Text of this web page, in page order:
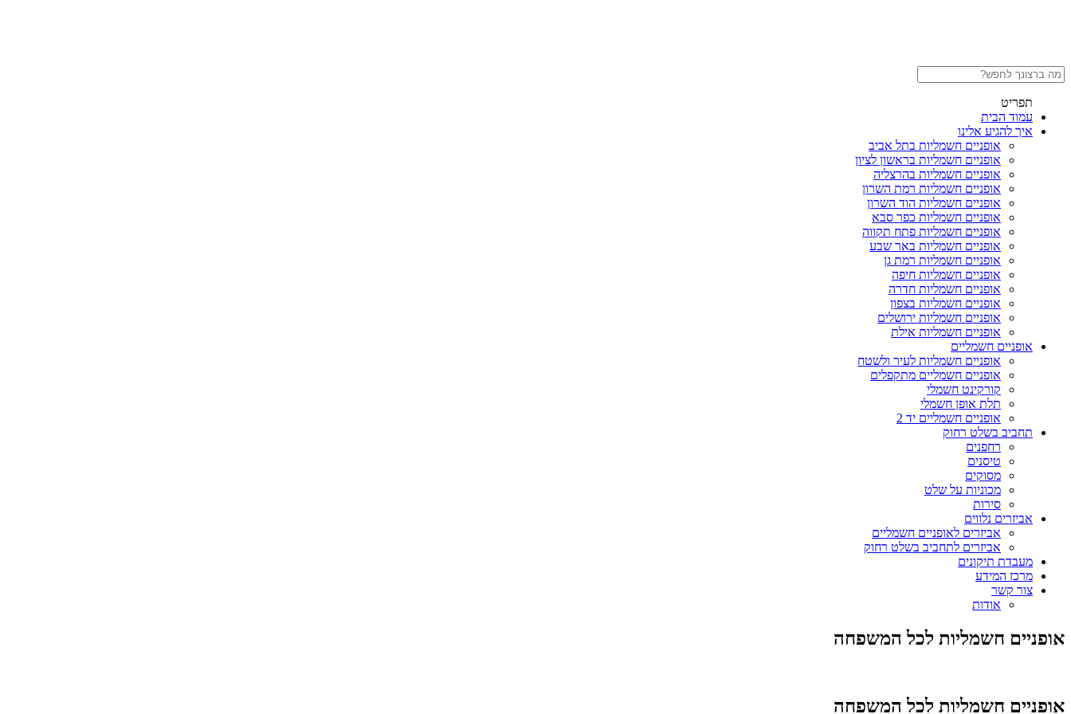
תפריט
עמוד הבית
איך להגיע אלינו
אופניים חשמליות בתל אביב
אופניים חשמליות בראשון לציון
אופניים חשמליות בהרצליה
אופניים חשמליות רמת השרון
אופניים חשמליות הוד השרון
אופניים חשמליות כפר סבא
אופניים חשמליות פתח תקווה
אופניים חשמליות באר שבע
אופניים חשמליות רמת גן
אופניים חשמליות חיפה
אופניים חשמליות חדרה
אופניים חשמליות בצפון
אופניים חשמליות ירושלים
אופניים חשמליות אילת
אופניים חשמליים
אופניים חשמליות לעיר ולשטח
אופניים חשמליים מתקפלים
קורקינט חשמלי
תלת אופן חשמלי
אופניים חשמליים יד 2
תחביב בשלט רחוק
רחפנים
טיסנים
מסוקים
מכוניות על שלט
סירות
אביזרים נלווים
אביזרים לאופניים חשמליים
אביזרים לתחביב בשלט רחוק
מעבדת תיקונים
מרכז המידע
צור קשר
אודות
אופניים חשמליות לכל המשפחה
אופניים חשמליות לכל המשפחה